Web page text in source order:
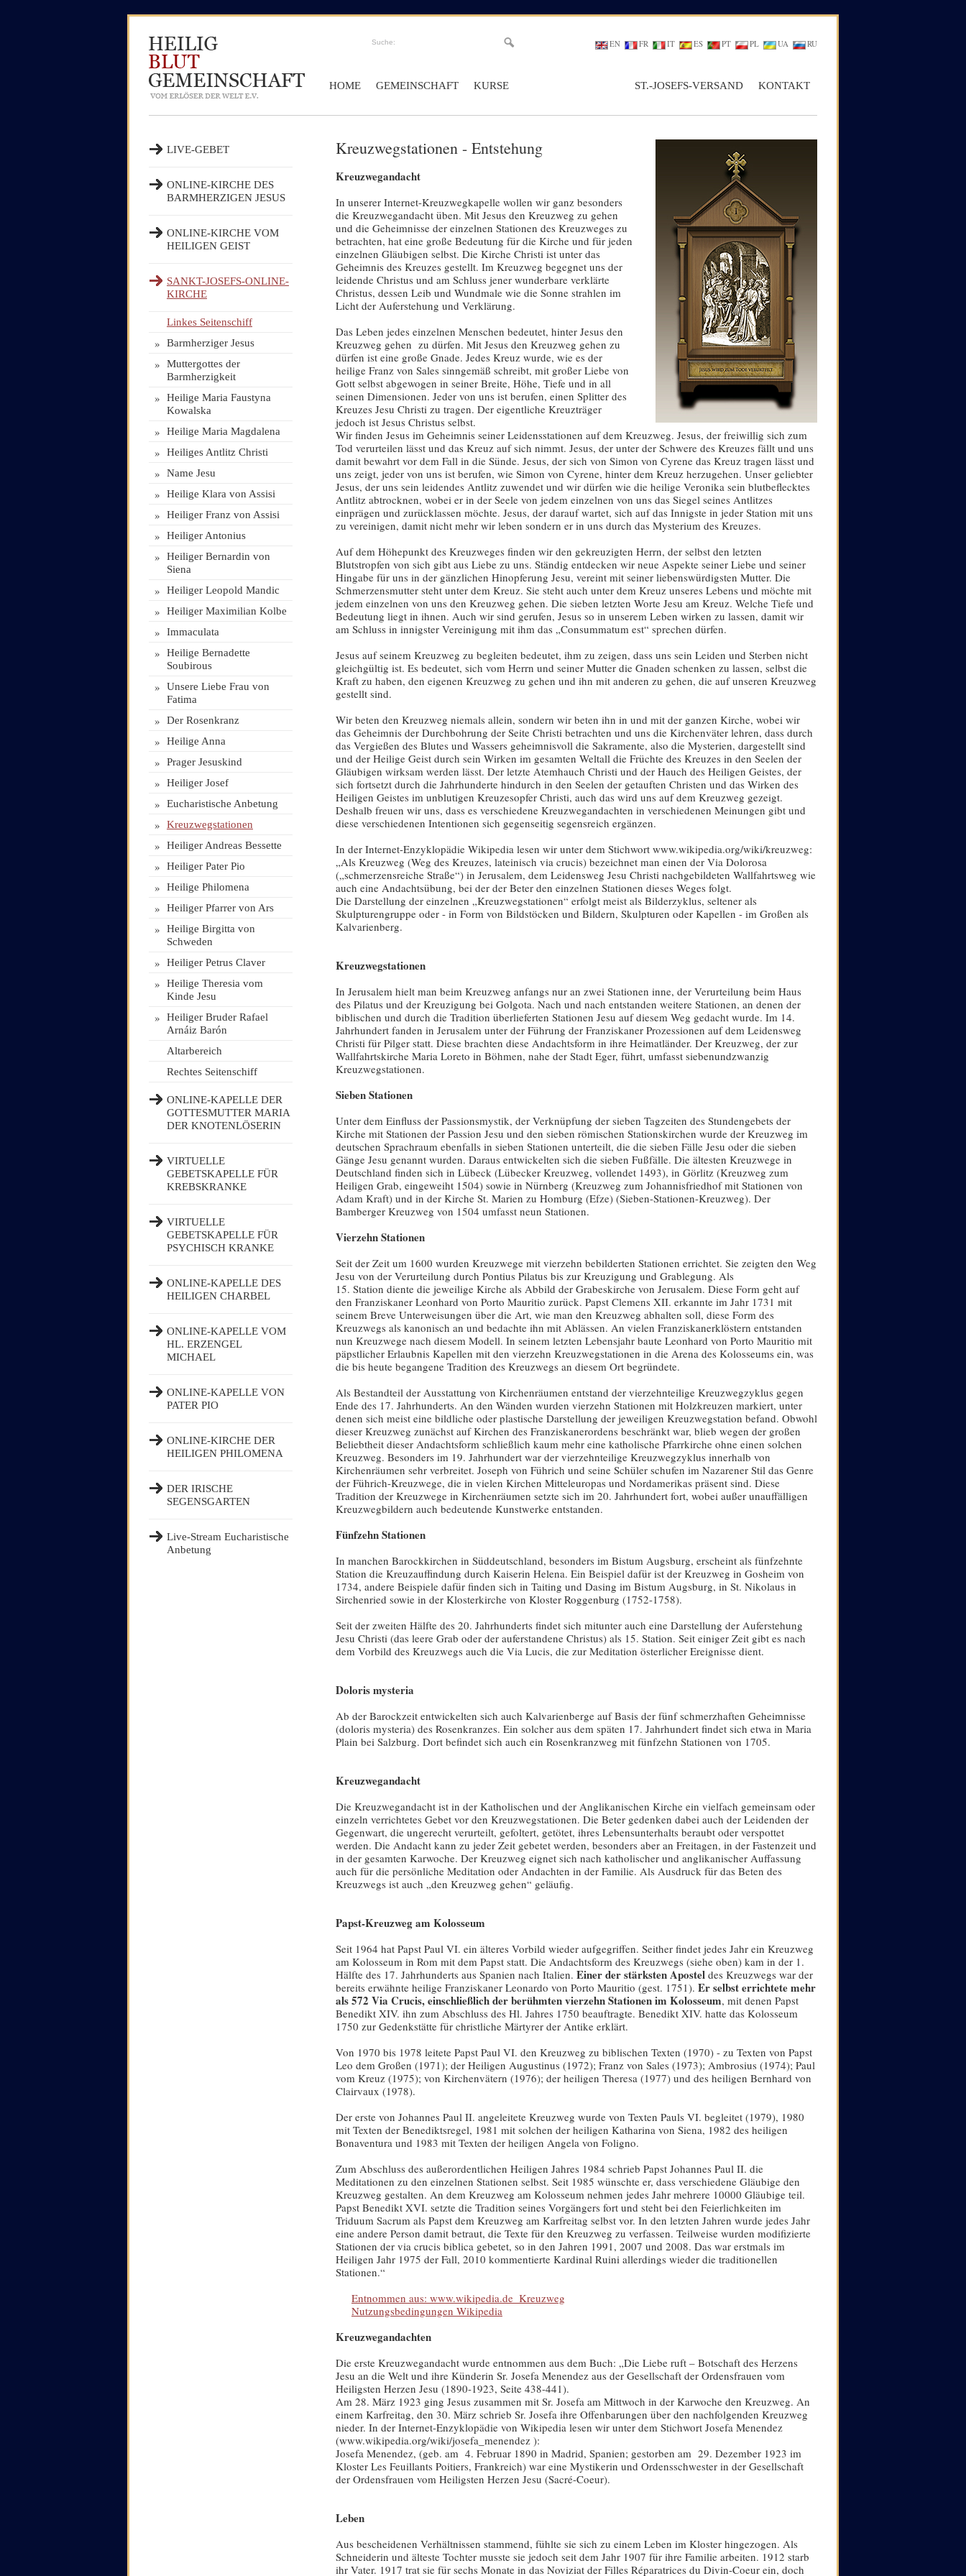
Suche: EN FR IT ES PT PL UA RU
HOME GEMEINSCHAFT KURSE ST.-JOSEFS-VERSAND KONTAKT
LIVE-GEBET
ONLINE-KIRCHE DES
BARMHERZIGEN JESUS
ONLINE-KIRCHE VOM
HEILIGEN GEIST
SANKT-JOSEFS-ONLINE-
KIRCHE
Linkes Seitenschiff
» Barmherziger Jesus
»
Muttergottes der
Barmherzigkeit
»
Heilige Maria Faustyna
Kowalska
» Heilige Maria Magdalena
» Heiliges Antlitz Christi
» Name Jesu
» Heilige Klara von Assisi
» Heiliger Franz von Assisi
» Heiliger Antonius
»
Heiliger Bernardin von
Siena
» Heiliger Leopold Mandic
» Heiliger Maximilian Kolbe
» Immaculata
»
Heilige Bernadette
Soubirous
»
Unsere Liebe Frau von
Fatima
» Der Rosenkranz
» Heilige Anna
» Prager Jesuskind
» Heiliger Josef
» Eucharistische Anbetung
» Kreuzwegstationen
» Heiliger Andreas Bessette
» Heiliger Pater Pio
» Heilige Philomena
» Heiliger Pfarrer von Ars
»
Heilige Birgitta von
Schweden
» Heiliger Petrus Claver
»
Heilige Theresia vom
Kinde Jesu
»
Heiliger Bruder Rafael
Arnáiz Barón
Altarbereich
Rechtes Seitenschiff
ONLINE-KAPELLE DER
GOTTESMUTTER MARIA
DER KNOTENLÖSERIN
VIRTUELLE
GEBETSKAPELLE FÜR
KREBSKRANKE
VIRTUELLE
GEBETSKAPELLE FÜR
PSYCHISCH KRANKE
ONLINE-KAPELLE DES
HEILIGEN CHARBEL
ONLINE-KAPELLE VOM
HL. ERZENGEL
MICHAEL
ONLINE-KAPELLE VON
PATER PIO
ONLINE-KIRCHE DER
HEILIGEN PHILOMENA
DER IRISCHE
SEGENSGARTEN
Live-Stream Eucharistische
Anbetung
Kreuzwegstationen - Entstehung
Kreuzwegandacht
In unserer Internet-Kreuzwegkapelle wollen wir ganz besonders
die Kreuzwegandacht üben. Mit Jesus den Kreuzweg zu gehen
und die Geheimnisse der einzelnen Stationen des Kreuzweges zu
betrachten, hat eine große Bedeutung für die Kirche und für jeden
einzelnen Gläubigen selbst. Die Kirche Christi ist unter das
Geheimnis des Kreuzes gestellt. Im Kreuzweg begegnet uns der
leidende Christus und am Schluss jener wunderbare verklärte
Christus, dessen Leib und Wundmale wie die Sonne strahlen im
Licht der Auferstehung und Verklärung.
Das Leben jedes einzelnen Menschen bedeutet, hinter Jesus den
Kreuzweg gehen zu dürfen. Mit Jesus den Kreuzweg gehen zu
dürfen ist eine große Gnade. Jedes Kreuz wurde, wie es der
heilige Franz von Sales sinngemäß schreibt, mit großer Liebe von
Gott selbst abgewogen in seiner Breite, Höhe, Tiefe und in all
seinen Dimensionen. Jeder von uns ist berufen, einen Splitter des
Kreuzes Jesu Christi zu tragen. Der eigentliche Kreuzträger
jedoch ist Jesus Christus selbst.
Wir finden Jesus im Geheimnis seiner Leidensstationen auf dem Kreuzweg. Jesus, der freiwillig sich zum
Tod verurteilen lässt und das Kreuz auf sich nimmt. Jesus, der unter der Schwere des Kreuzes fällt und uns
damit bewahrt vor dem Fall in die Sünde. Jesus, der sich von Simon von Cyrene das Kreuz tragen lässt und
uns zeigt, jeder von uns ist berufen, wie Simon von Cyrene, hinter dem Kreuz herzugehen. Unser geliebter
Jesus, der uns sein leidendes Antlitz zuwendet und wir dürfen wie die heilige Veronika sein blutbeflecktes
Antlitz abtrocknen, wobei er in der Seele von jedem einzelnen von uns das Siegel seines Antlitzes
einprägen und zurücklassen möchte. Jesus, der darauf wartet, sich auf das Innigste in jeder Station mit uns
zu vereinigen, damit nicht mehr wir leben sondern er in uns durch das Mysterium des Kreuzes.
Auf dem Höhepunkt des Kreuzweges finden wir den gekreuzigten Herrn, der selbst den letzten
Blutstropfen von sich gibt aus Liebe zu uns. Ständig entdecken wir neue Aspekte seiner Liebe und seiner
Hingabe für uns in der gänzlichen Hinopferung Jesu, vereint mit seiner liebenswürdigsten Mutter. Die
Schmerzensmutter steht unter dem Kreuz. Sie steht auch unter dem Kreuz unseres Lebens und möchte mit
jedem einzelnen von uns den Kreuzweg gehen. Die sieben letzten Worte Jesu am Kreuz. Welche Tiefe und
Bedeutung liegt in ihnen. Auch wir sind gerufen, Jesus so in unserem Leben wirken zu lassen, damit wir
am Schluss in innigster Vereinigung mit ihm das „Consummatum est“ sprechen dürfen.
Jesus auf seinem Kreuzweg zu begleiten bedeutet, ihm zu zeigen, dass uns sein Leiden und Sterben nicht
gleichgültig ist. Es bedeutet, sich vom Herrn und seiner Mutter die Gnaden schenken zu lassen, selbst die
Kraft zu haben, den eigenen Kreuzweg zu gehen und ihn mit anderen zu gehen, die auf unseren Kreuzweg
gestellt sind.
Wir beten den Kreuzweg niemals allein, sondern wir beten ihn in und mit der ganzen Kirche, wobei wir
das Geheimnis der Durchbohrung der Seite Christi betrachten und uns die Kirchenväter lehren, dass durch
das Vergießen des Blutes und Wassers geheimnisvoll die Sakramente, also die Mysterien, dargestellt sind
und der Heilige Geist durch sein Wirken im gesamten Weltall die Früchte des Kreuzes in den Seelen der
Gläubigen wirksam werden lässt. Der letzte Atemhauch Christi und der Hauch des Heiligen Geistes, der
sich fortsetzt durch die Jahrhunderte hindurch in den Seelen der getauften Christen und das Wirken des
Heiligen Geistes im unblutigen Kreuzesopfer Christi, auch das wird uns auf dem Kreuzweg gezeigt.
Deshalb freuen wir uns, dass es verschiedene Kreuzwegandachten in verschiedenen Meinungen gibt und
diese verschiedenen Intentionen sich gegenseitig segensreich ergänzen.
In der Internet-Enzyklopädie Wikipedia lesen wir unter dem Stichwort www.wikipedia.org/wiki/kreuzweg:
„Als Kreuzweg (Weg des Kreuzes, lateinisch via crucis) bezeichnet man einen der Via Dolorosa
(„schmerzensreiche Straße“) in Jerusalem, dem Leidensweg Jesu Christi nachgebildeten Wallfahrtsweg wie
auch eine Andachtsübung, bei der der Beter den einzelnen Stationen dieses Weges folgt.
Die Darstellung der einzelnen „Kreuzwegstationen“ erfolgt meist als Bilderzyklus, seltener als
Skulpturengruppe oder - in Form von Bildstöcken und Bildern, Skulpturen oder Kapellen - im Großen als
Kalvarienberg.
Kreuzwegstationen
In Jerusalem hielt man beim Kreuzweg anfangs nur an zwei Stationen inne, der Verurteilung beim Haus
des Pilatus und der Kreuzigung bei Golgota. Nach und nach entstanden weitere Stationen, an denen der
biblischen und durch die Tradition überlieferten Stationen Jesu auf diesem Weg gedacht wurde. Im 14.
Jahrhundert fanden in Jerusalem unter der Führung der Franziskaner Prozessionen auf dem Leidensweg
Christi für Pilger statt. Diese brachten diese Andachtsform in ihre Heimatländer. Der Kreuzweg, der zur
Wallfahrtskirche Maria Loreto in Böhmen, nahe der Stadt Eger, führt, umfasst siebenundzwanzig
Kreuzwegstationen.
Sieben Stationen
Unter dem Einfluss der Passionsmystik, der Verknüpfung der sieben Tagzeiten des Stundengebets der
Kirche mit Stationen der Passion Jesu und den sieben römischen Stationskirchen wurde der Kreuzweg im
deutschen Sprachraum ebenfalls in sieben Stationen unterteilt, die die sieben Fälle Jesu oder die sieben
Gänge Jesu genannt wurden. Daraus entwickelten sich die sieben Fußfälle. Die ältesten Kreuzwege in
Deutschland finden sich in Lübeck (Lübecker Kreuzweg, vollendet 1493), in Görlitz (Kreuzweg zum
Heiligen Grab, eingeweiht 1504) sowie in Nürnberg (Kreuzweg zum Johannisfriedhof mit Stationen von
Adam Kraft) und in der Kirche St. Marien zu Homburg (Efze) (Sieben-Stationen-Kreuzweg). Der
Bamberger Kreuzweg von 1504 umfasst neun Stationen.
Vierzehn Stationen
Seit der Zeit um 1600 wurden Kreuzwege mit vierzehn bebilderten Stationen errichtet. Sie zeigten den Weg
Jesu von der Verurteilung durch Pontius Pilatus bis zur Kreuzigung und Grablegung. Als
15. Station diente die jeweilige Kirche als Abbild der Grabeskirche von Jerusalem. Diese Form geht auf
den Franziskaner Leonhard von Porto Mauritio zurück. Papst Clemens XII. erkannte im Jahr 1731 mit
seinem Breve Unterweisungen über die Art, wie man den Kreuzweg abhalten soll, diese Form des
Kreuzwegs als kanonisch an und bedachte ihn mit Ablässen. An vielen Franziskanerklöstern entstanden
nun Kreuzwege nach diesem Modell. In seinem letzten Lebensjahr baute Leonhard von Porto Mauritio mit
päpstlicher Erlaubnis Kapellen mit den vierzehn Kreuzwegstationen in die Arena des Kolosseums ein, was
die bis heute begangene Tradition des Kreuzwegs an diesem Ort begründete.
Als Bestandteil der Ausstattung von Kirchenräumen entstand der vierzehnteilige Kreuzwegzyklus gegen
Ende des 17. Jahrhunderts. An den Wänden wurden vierzehn Stationen mit Holzkreuzen markiert, unter
denen sich meist eine bildliche oder plastische Darstellung der jeweiligen Kreuzwegstation befand. Obwohl
dieser Kreuzweg zunächst auf Kirchen des Franziskanerordens beschränkt war, blieb wegen der großen
Beliebtheit dieser Andachtsform schließlich kaum mehr eine katholische Pfarrkirche ohne einen solchen
Kreuzweg. Besonders im 19. Jahrhundert war der vierzehnteilige Kreuzwegzyklus innerhalb von
Kirchenräumen sehr verbreitet. Joseph von Führich und seine Schüler schufen im Nazarener Stil das Genre
der Führich-Kreuzwege, die in vielen Kirchen Mitteleuropas und Nordamerikas präsent sind. Diese
Tradition der Kreuzwege in Kirchenräumen setzte sich im 20. Jahrhundert fort, wobei außer unauffälligen
Kreuzwegbildern auch bedeutende Kunstwerke entstanden.
Fünfzehn Stationen
In manchen Barockkirchen in Süddeutschland, besonders im Bistum Augsburg, erscheint als fünfzehnte
Station die Kreuzauffindung durch Kaiserin Helena. Ein Beispiel dafür ist der Kreuzweg in Gosheim von
1734, andere Beispiele dafür finden sich in Taiting und Dasing im Bistum Augsburg, in St. Nikolaus in
Sirchenried sowie in der Klosterkirche von Kloster Roggenburg (1752-1758).
Seit der zweiten Hälfte des 20. Jahrhunderts findet sich mitunter auch eine Darstellung der Auferstehung
Jesu Christi (das leere Grab oder der auferstandene Christus) als 15. Station. Seit einiger Zeit gibt es nach
dem Vorbild des Kreuzwegs auch die Via Lucis, die zur Meditation österlicher Ereignisse dient.
Doloris mysteria
Ab der Barockzeit entwickelten sich auch Kalvarienberge auf Basis der fünf schmerzhaften Geheimnisse
(doloris mysteria) des Rosenkranzes. Ein solcher aus dem späten 17. Jahrhundert findet sich etwa in Maria
Plain bei Salzburg. Dort befindet sich auch ein Rosenkranzweg mit fünfzehn Stationen von 1705.
Kreuzwegandacht
Die Kreuzwegandacht ist in der Katholischen und der Anglikanischen Kirche ein vielfach gemeinsam oder
einzeln verrichtetes Gebet vor den Kreuzwegstationen. Die Beter gedenken dabei auch der Leidenden der
Gegenwart, die ungerecht verurteilt, gefoltert, getötet, ihres Lebensunterhalts beraubt oder verspottet
werden. Die Andacht kann zu jeder Zeit gebetet werden, besonders aber an Freitagen, in der Fastenzeit und
in der gesamten Karwoche. Der Kreuzweg eignet sich nach katholischer und anglikanischer Auffassung
auch für die persönliche Meditation oder Andachten in der Familie. Als Ausdruck für das Beten des
Kreuzwegs ist auch „den Kreuzweg gehen“ geläufig.
Papst-Kreuzweg am Kolosseum
Seit 1964 hat Papst Paul VI. ein älteres Vorbild wieder aufgegriffen. Seither findet jedes Jahr ein Kreuzweg
am Kolosseum in Rom mit dem Papst statt. Die Andachtsform des Kreuzwegs (siehe oben) kam in der 1.
Hälfte des 17. Jahrhunderts aus Spanien nach Italien. Einer der stärksten Apostel des Kreuzwegs war der
bereits erwähnte heilige Franziskaner Leonardo von Porto Mauritio (gest. 1751). Er selbst errichtete mehr
als 572 Via Crucis, einschließlich der berühmten vierzehn Stationen im Kolosseum, mit denen Papst
Benedikt XIV. ihn zum Abschluss des Hl. Jahres 1750 beauftragte. Benedikt XIV. hatte das Kolosseum
1750 zur Gedenkstätte für christliche Märtyrer der Antike erklärt.
Von 1970 bis 1978 leitete Papst Paul VI. den Kreuzweg zu biblischen Texten (1970) - zu Texten von Papst
Leo dem Großen (1971); der Heiligen Augustinus (1972); Franz von Sales (1973); Ambrosius (1974); Paul
vom Kreuz (1975); von Kirchenvätern (1976); der heiligen Theresa (1977) und des heiligen Bernhard von
Clairvaux (1978).
Der erste von Johannes Paul II. angeleitete Kreuzweg wurde von Texten Pauls VI. begleitet (1979), 1980
mit Texten der Benediktsregel, 1981 mit solchen der heiligen Katharina von Siena, 1982 des heiligen
Bonaventura und 1983 mit Texten der heiligen Angela von Foligno.
Zum Abschluss des außerordentlichen Heiligen Jahres 1984 schrieb Papst Johannes Paul II. die
Meditationen zu den einzelnen Stationen selbst. Seit 1985 wünschte er, dass verschiedene Gläubige den
Kreuzweg gestalten. An dem Kreuzweg am Kolosseum nehmen jedes Jahr mehrere 10000 Gläubige teil.
Papst Benedikt XVI. setzte die Tradition seines Vorgängers fort und steht bei den Feierlichkeiten im
Triduum Sacrum als Papst dem Kreuzweg am Karfreitag selbst vor. In den letzten Jahren wurde jedes Jahr
eine andere Person damit betraut, die Texte für den Kreuzweg zu verfassen. Teilweise wurden modifizierte
Stationen der via crucis biblica gebetet, so in den Jahren 1991, 2007 und 2008. Das war erstmals im
Heiligen Jahr 1975 der Fall, 2010 kommentierte Kardinal Ruini allerdings wieder die traditionellen
Stationen.“
Entnommen aus: www.wikipedia.de  Kreuzweg
Nutzungsbedingungen Wikipedia
Kreuzwegandachten
Die erste Kreuzwegandacht wurde entnommen aus dem Buch: „Die Liebe ruft – Botschaft des Herzens
Jesu an die Welt und ihre Künderin Sr. Josefa Menendez aus der Gesellschaft der Ordensfrauen vom
Heiligsten Herzen Jesu (1890-1923, Seite 438-441).
Am 28. März 1923 ging Jesus zusammen mit Sr. Josefa am Mittwoch in der Karwoche den Kreuzweg. An
einem Karfreitag, den 30. März schrieb Sr. Josefa ihre Offenbarungen über den nachfolgenden Kreuzweg
nieder. In der Internet-Enzyklopädie von Wikipedia lesen wir unter dem Stichwort Josefa Menendez
(www.wikipedia.org/wiki/josefa_menendez ):
Josefa Menendez, (geb. am 4. Februar 1890 in Madrid, Spanien; gestorben am 29. Dezember 1923 im
Kloster Les Feuillants Poitiers, Frankreich) war eine Mystikerin und Ordensschwester in der Gesellschaft
der Ordensfrauen vom Heiligsten Herzen Jesu (Sacré-Coeur).
Leben
Aus bescheidenen Verhältnissen stammend, fühlte sie sich zu einem Leben im Kloster hingezogen. Als
Schneiderin und älteste Tochter musste sie jedoch seit dem Jahr 1907 für ihre Familie arbeiten. 1912 starb
ihr Vater. 1917 trat sie für sechs Monate in das Noviziat der Filles Réparatrices du Divin-Coeur ein, doch